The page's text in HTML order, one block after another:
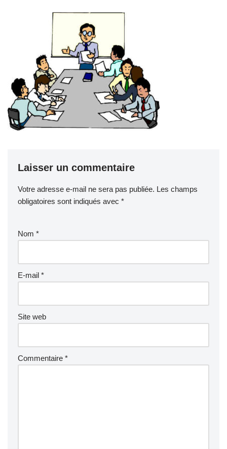
Laisser un commentaire
Votre adresse e-mail ne sera pas publiée. Les champs
obligatoires sont indiqués avec *
Nom *
E-mail *
Site web
Commentaire *